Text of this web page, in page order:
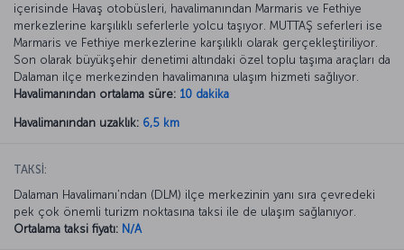
içerisinde Havaş otobüsleri, havalimanından Marmaris ve Fethiye
merkezlerine karşılıklı seferlerle yolcu taşıyor. MUTTAŞ seferleri ise
Marmaris ve Fethiye merkezlerine karşılıklı olarak gerçekleştiriliyor.
Son olarak büyükşehir denetimi altındaki özel toplu taşıma araçları da
Dalaman ilçe merkezinden havalimanına ulaşım hizmeti sağlıyor.
Havalimanından ortalama süre: 10 dakika
Havalimanından uzaklık: 6,5 km
TAKSİ:
Dalaman Havalimanı’ndan (DLM) ilçe merkezinin yanı sıra çevredeki
pek çok önemli turizm noktasına taksi ile de ulaşım sağlanıyor.
Ortalama taksi fiyatı: N/A